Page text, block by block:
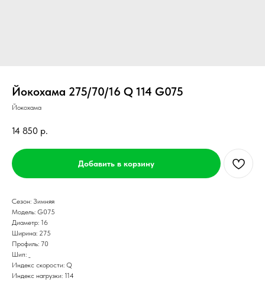
Йокохама 275/70/16 Q 114 G075
Йокохама
14 850 р.
Добавить в корзину
Сезон: Зимняя
Модель: G075
Диаметр: 16
Ширина: 275
Профиль: 70
Шип: _
Индекс скорости: Q
Индекс нагрузки: 114